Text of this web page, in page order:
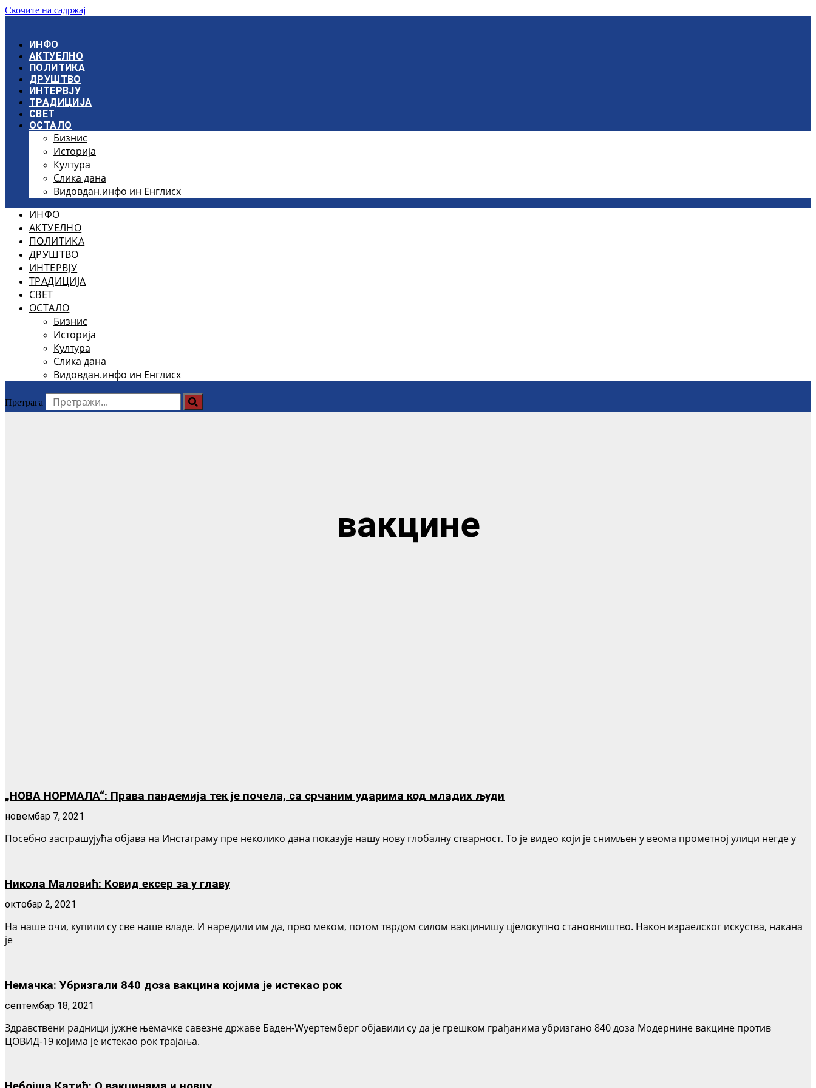
Скочите на садржај
ИНФО
АКТУЕЛНО
ПОЛИТИКА
ДРУШТВО
ИНТЕРВЈУ
ТРАДИЦИЈА
СВЕТ
ОСТАЛО
Бизнис
Историја
Култура
Слика дана
Видовдан.инфо ин Енглисх
ИНФО
АКТУЕЛНО
ПОЛИТИКА
ДРУШТВО
ИНТЕРВЈУ
ТРАДИЦИЈА
СВЕТ
ОСТАЛО
Бизнис
Историја
Култура
Слика дана
Видовдан.инфо ин Енглисх
Претрага
вакцине
„НОВА НОРМАЛА“: Права пандемија тек је почела, са срчаним ударима код младих људи
новембар 7, 2021
Посебно застрашујућа објава на Инстаграму пре неколико дана показује нашу нову глобалну стварност. То је видео који је снимљен у веома прометној улици негде у
Никола Маловић: Ковид ексер за у главу
октобар 2, 2021
На наше очи, купили су све наше владе. И наредили им да, прво меком, потом тврдом силом вакцинишу цјелокупно становништво. Након израелског искуства, накана
је
Немачка: Убризгали 840 доза вакцина којима је истекао рок
септембар 18, 2021
Здравствени радници јужне њемачке савезне државе Баден-Wуертемберг објавили су да је грешком грађанима убризгано 840 доза Модернине вакцине против
ЦОВИД-19 којима је истекао рок трајања.